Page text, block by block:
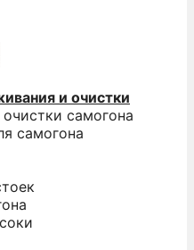
и очистки
самогона
самогона